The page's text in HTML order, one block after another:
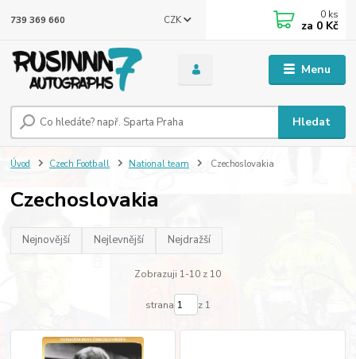
Menu
CZK
Hledat
739 369 660 0 ks
za 0 Kč
Úvod Czech Football National team Czechoslovakia
Czechoslovakia
Nejnovější Nejlevnější Nejdražší
Zobrazuji 1-10 z 10
strana z 1